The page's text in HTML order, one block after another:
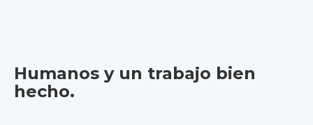
Humanos y un trabajo bien
hecho.